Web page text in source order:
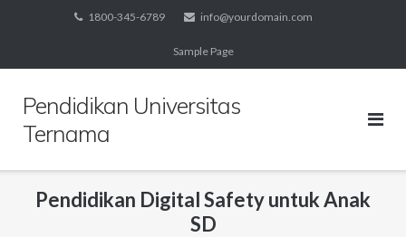
1800-345-6789 info@yourdomain.com
Sample Page
Pendidikan Universitas
Ternama
Pendidikan Digital Safety untuk Anak
SD